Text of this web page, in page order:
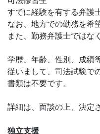
すでに経験を有する弁護
なお、地方での勤務を希
また、勤務弁護士ではな
学歴、年齢、性別、成績
従いまして、司法試験で
書類は不要です。
詳細は、面談の上、決定
独立支援